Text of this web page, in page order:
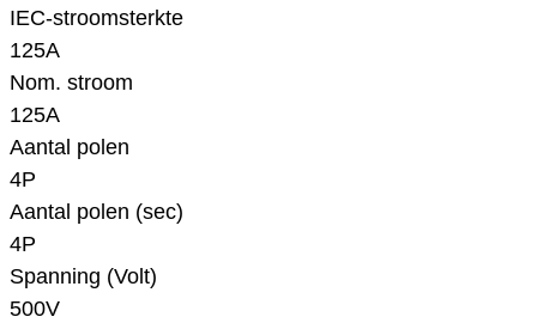
IEC-stroomsterkte
125A
Nom. stroom
125A
Aantal polen
4P
Aantal polen (sec)
4P
Spanning (Volt)
500V